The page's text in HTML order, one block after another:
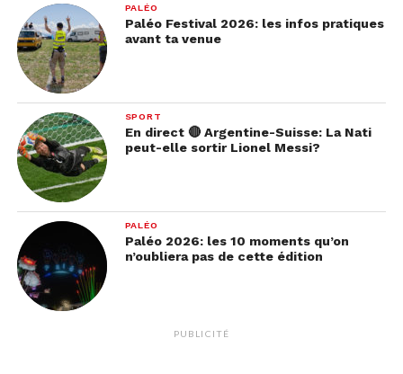
PALÉO
Paléo Festival 2026: les infos pratiques
avant ta venue
SPORT
En direct 🔴 Argentine-Suisse: La Nati
peut-elle sortir Lionel Messi?
PALÉO
Paléo 2026: les 10 moments qu’on
n’oubliera pas de cette édition
PUBLICITÉ